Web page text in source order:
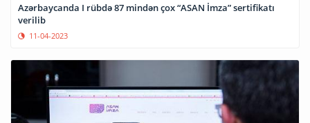
Azərbaycanda I rübdə 87 mindən çox “ASAN İmza” sertifikatı
verilib
11-04-2023